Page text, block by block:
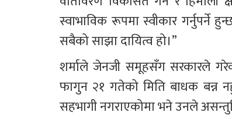
स्वाभाविक रूपमा स्वीकार गर्नुपर्ने
सबैको साझा दायित्व हो।”
शर्माले जेनजी समूहसँग सरकारले
फागुन २१ गतेको मिति बाधक बन्न
सहभागी नगराएकोमा भने उनले